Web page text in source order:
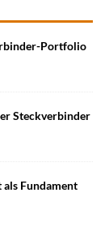
Portfolio
Steckverbinder
Fundament